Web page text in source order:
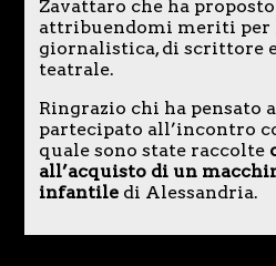
Zavattaro che ha
attribuendomi meriti per
giornalistica, di scrittore
teatrale.
Ringrazio chi ha pensato
partecipato all’incontro
quale sono state raccolte
all’acquisto di un
infantile di Alessandria.